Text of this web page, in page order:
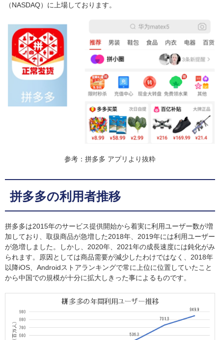
（NASDAQ）に上場しております。
参考：拼多多 アプリより抜粋
拼多多の利用者推移
拼多多は2015年のサービス提供開始から着実に利用ユーザー数が増
加しており、取扱商品が急増した2018年、2019年には利用ユーザー
が急増しました。しかし、2020年、2021年の成長速度には鈍化がみ
られます。原因としては商品需要が減少したわけではなく、2018年
以降iOS、Androidストアランキングで常に上位に位置していたこと
から中国での規模が十分に拡大しきった事によるものです。